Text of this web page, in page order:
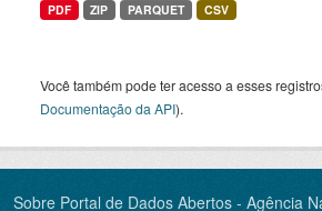
PDF ZIP PARQUET CSV
Você também pode ter acesso a esses
Documentação da API).
Sobre Portal de Dados Abertos - Agência